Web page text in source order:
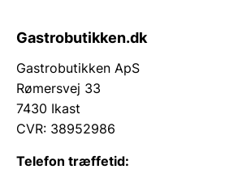
Gastrobutikken.dk
Gastrobutikken ApS
Rømersvej 33
7430 Ikast
CVR: 38952986
Telefon træffetid: